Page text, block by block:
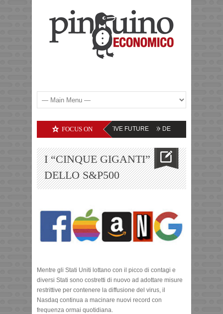
FOCUS ON
COMMODITIES – LE PROSPETTIVE FUTURE DEBITI DELLE SOCIETA’
I “CINQUE GIGANTI”
DELLO S&P500
Mentre gli Stati Uniti lottano con il picco di contagi e
diversi Stati sono costretti di nuovo ad adottare misure
restrittive per contenere la diffusione del virus, il
Nasdaq continua a macinare nuovi record con
frequenza ormai quotidiana.